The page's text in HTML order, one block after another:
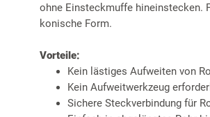
ohne Einsteckmuffe hineinstecken.
konische Form.
Vorteile:
Kein lästiges Aufweiten von
Kein Aufweitwerkzeug
Sichere Steckverbindung für